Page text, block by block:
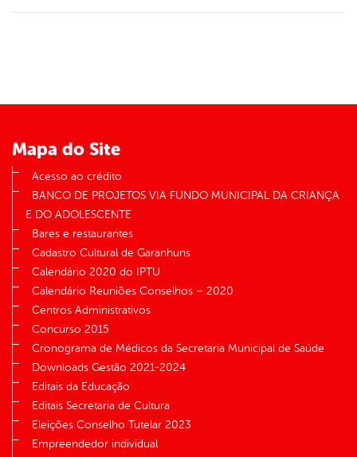
Mapa do Site
Acesso ao crédito
BANCO DE PROJETOS VIA FUNDO MUNICIPAL DA CRIANÇA
E DO ADOLESCENTE
Bares e restaurantes
Cadastro Cultural de Garanhuns
Calendário 2020 do IPTU
Calendário Reuniões Conselhos – 2020
Centros Administrativos
Concurso 2015
Cronograma de Médicos da Secretaria Municipal de Saúde
Downloads Gestão 2021-2024
Editais da Educação
Editais Secretaria de Cultura
Eleições Conselho Tutelar 2023
Empreendedor individual